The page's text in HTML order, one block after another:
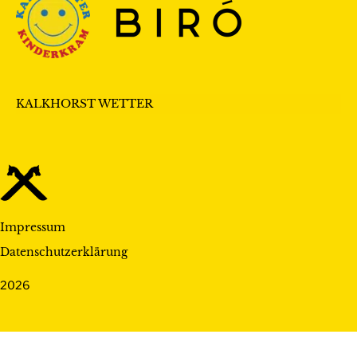
KALKHORST WETTER
2026
Impressum
Datenschutzerklärung